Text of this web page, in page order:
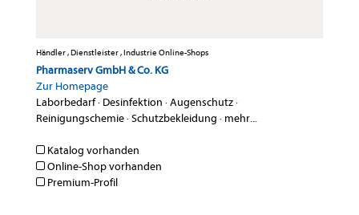
Händler , Dienstleister , Industrie Online-Shops
Pharmaserv GmbH & Co. KG
Zur Homepage
Laborbedarf· Desinfektion ·Augenschutz·
Reinigungschemie·Schutzbekleidung · mehr...
Katalog vorhanden
Online-Shop vorhanden
Premium-Profil